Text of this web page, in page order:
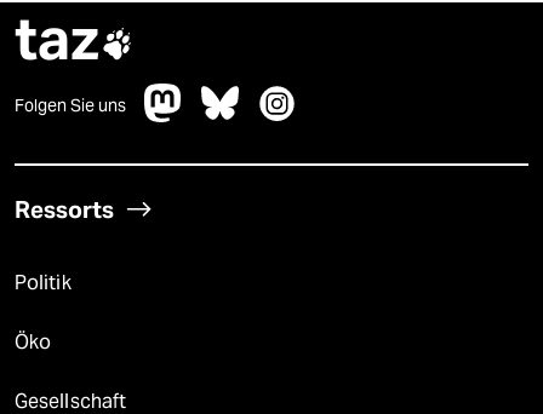
taz
Folgen Sie uns
Ressorts
Politik
Öko
Gesellschaft